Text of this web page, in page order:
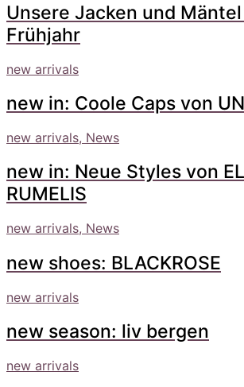
Unsere Jacken und
Frühjahr
new arrivals
new in: Coole Caps von
new arrivals, News
new in: Neue Styles von
RUMELIS
new arrivals, News
new shoes: BLACKROSE
new arrivals
new season: liv bergen
new arrivals